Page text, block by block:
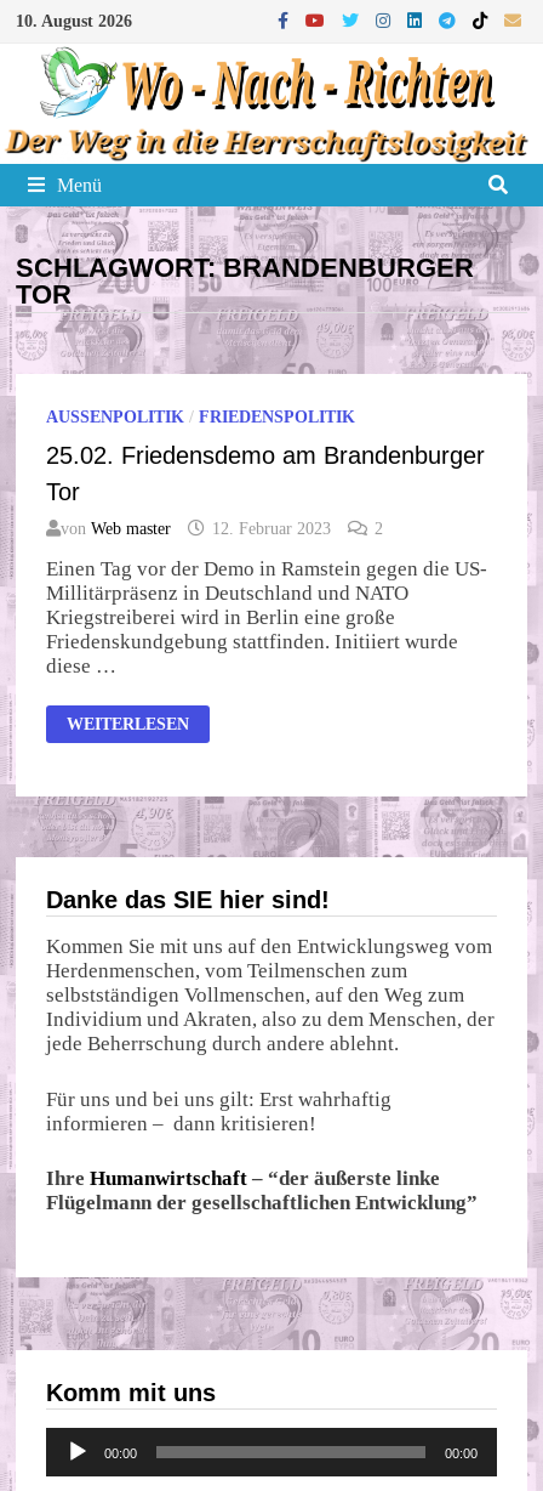
Zum
Inhalt
springen
10. August 2026
Menü
SCHLAGWORT:BRANDENBURGER
TOR
AUSSENPOLITIK /FRIEDENSPOLITIK
25.02. Friedensdemo am Brandenburger
Tor
vonWeb master 12. Februar 2023 2
Einen Tag vor der Demo in Ramstein gegen die US-
Millitärpräsenz in Deutschland und NATO
Kriegstreiberei wird in Berlin eine große
Friedenskundgebung stattfinden. Initiiert wurde
diese …
25.02.
FRIEDENSDEMO
WEITERLESEN
Danke das SIE hier sind!
Kommen Sie mit uns auf den Entwicklungsweg vom
Herdenmenschen, vom Teilmenschen zum
selbstständigen Vollmenschen, auf den Weg zum
Individium und Akraten, also zu dem Menschen, der
jede Beherrschung durch andere ablehnt.
Für uns und bei uns gilt: Erst wahrhaftig
informieren – dann kritisieren!
IhreHumanwirtschaft – “der äußerste linke
Flügelmann der gesellschaftlichen Entwicklung”
Komm mit uns
Audio-
Player
00:00 00:00